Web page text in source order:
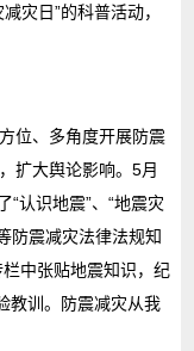
灾日”的科普活动，
位、多角度开展防震
扩大舆论影响。5月
认识地震”、“地震灾
防震减灾法律法规知
中张贴地震知识，纪
教训。防震减灾从我